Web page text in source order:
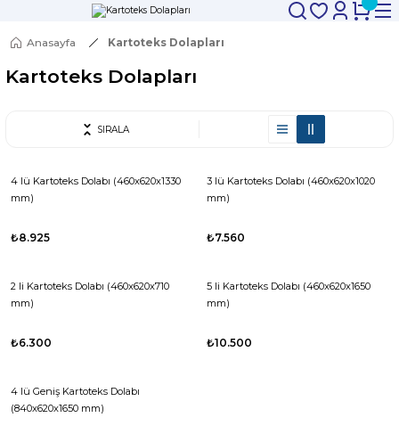
Anasayfa Kartoteks Dolapları
Kartoteks Dolapları
SIRALA
4 lü Kartoteks Dolabı (460x620x1330
mm)
₺8.925
3 lü Kartoteks Dolabı (460x620x1020
mm)
₺7.560
2 li Kartoteks Dolabı (460x620x710
mm)
₺6.300
5 li Kartoteks Dolabı (460x620x1650
mm)
₺10.500
4 lü Geniş Kartoteks Dolabı
(840x620x1650 mm)